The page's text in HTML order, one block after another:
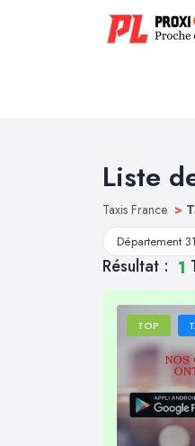
Liste
Taxis France >
Département 31
Résultat : 1
TOP